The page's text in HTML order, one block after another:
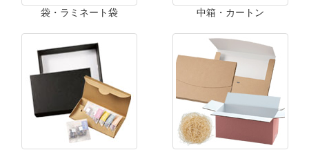
袋・ラミネート袋 中箱・カートン